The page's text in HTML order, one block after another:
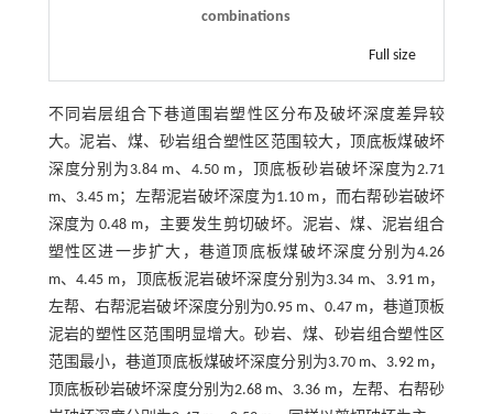
combinations
Full size
不同岩层组合下巷道围岩塑性区分布及破坏深度差异较
大。泥岩、煤、砂岩组合塑性区范围较大，顶底板煤破坏
深度分别为3.84 m、4.50 m，顶底板砂岩破坏深度为2.71
m、3.45 m；左帮泥岩破坏深度为1.10 m，而右帮砂岩破坏
深度为 0.48 m，主要发生剪切破坏。泥岩、煤、泥岩组合
塑性区进一步扩大，巷道顶底板煤破坏深度分别为4.26
m、4.45 m，顶底板泥岩破坏深度分别为3.34 m、3.91 m，
左帮、右帮泥岩破坏深度分别为0.95 m、0.47 m，巷道顶板
泥岩的塑性区范围明显增大。砂岩、煤、砂岩组合塑性区
范围最小，巷道顶底板煤破坏深度分别为3.70 m、3.92 m，
顶底板砂岩破坏深度分别为2.68 m、3.36 m，左帮、右帮砂